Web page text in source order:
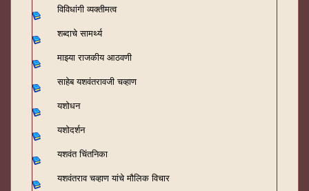
विविधांगी व्यक्तीमत्व
शब्दाचे सामर्थ्य
माझ्या राजकीय आठवणी
साहेब यशवंतरावजी चव्हाण
यशोधन
यशोदर्शन
यशवंत चिंतनिका
यशवंतराव चव्हाण यांचे मौलिक विचार